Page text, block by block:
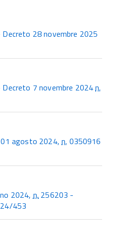
28 novembre 2025
Decreto 7 novembre 2024n.
01 agosto 2024,n. 0350916
2024,n. 256203 -
453